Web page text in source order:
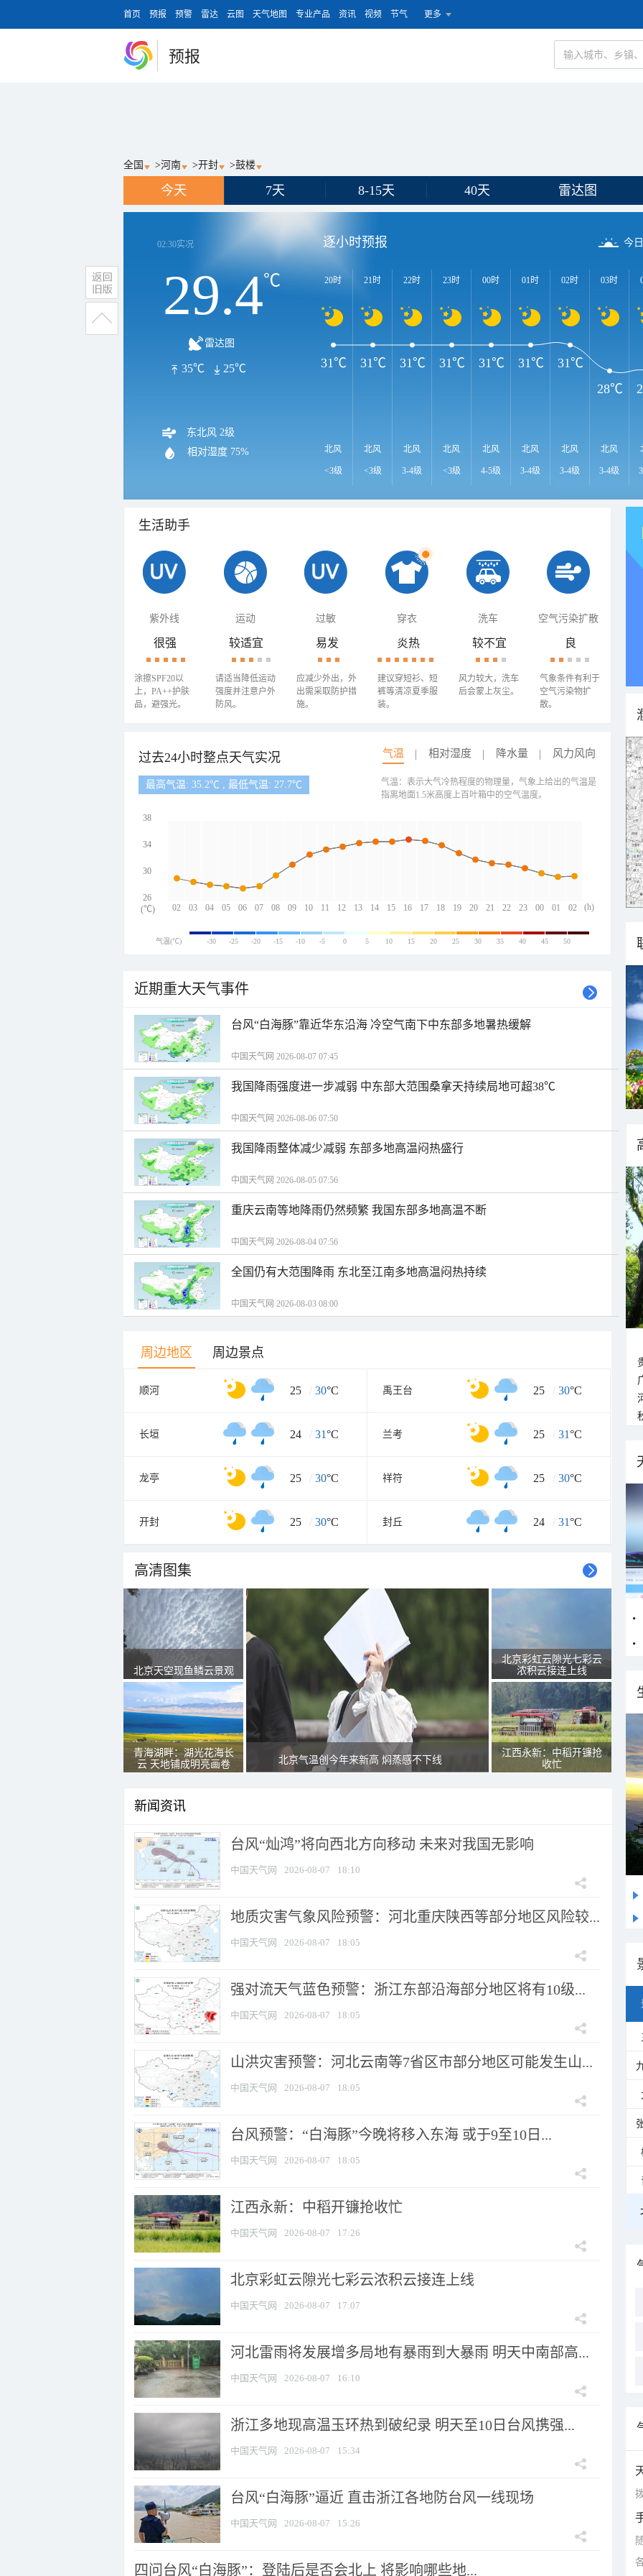
首页 预报 预警 雷达 云图 天气地图 专业产品 资讯 视频 节气 更多
预报
全国 >河南 >开封 >鼓楼
今天 7天 8-15天 40天 雷达图
02:30实况
29.4℃
雷达图
35℃ 25℃
东北风 2级
相对湿度 75%
逐小时预报 今
20时
北风
<3级
21时
北风
<3级
22时
北风
3-4级
23时
北风
<3级
00时
北风
4-5级
01时
北风
3-4级
02时
北风
3-4级
03时
北风
3-4级
31℃ 31℃ 31℃ 31℃ 31℃ 31℃
31℃
28℃
生活助手
紫外线 运动 过敏 穿衣 洗车 空气污染扩散
很强
涂擦SPF20以
上，PA++护肤
品，避强光。
较适宜
请适当降低运动
强度并注意户外
防风。
易发
应减少外出，外
出需采取防护措
施。
炎热
建议穿短衫、短
裤等清凉夏季服
装。
较不宜
风力较大，洗车
后会蒙上灰尘。
良
气象条件有利于
空气污染物扩
散。
过去24小时整点天气实况 气温 相对湿度 降水量 风力风向
最高气温: 35.2℃ , 最低气温: 27.7℃
02 03 04 05 06 07 08 09 10 11 12 13 14 15 16 17 18 19 20 21 22 23 00 01 02
38
34
30
26
(h)
(℃)
气温：表示大气冷热程度的物理量，气象上给出的气温是
指离地面1.5米高度上百叶箱中的空气温度。
气温(℃) -30 -25 -20 -15 -10 -5 0 5 10 15 20 25 30 35 40 45 50
近期重大天气事件
台风“白海豚”靠近华东沿海 冷空气南下中东部多地暑热缓解
中国天气网 2026-08-07 07:45
我国降雨强度进一步减弱 中东部大范围桑拿天持续局地可超38℃
中国天气网 2026-08-06 07:50
我国降雨整体减少减弱 东部多地高温闷热盛行
中国天气网 2026-08-05 07:56
重庆云南等地降雨仍然频繁 我国东部多地高温不断
中国天气网 2026-08-04 07:56
全国仍有大范围降雨 东北至江南多地高温闷热持续
中国天气网 2026-08-03 08:00
周边地区 周边景点
顺河 25 / 30°C 禹王台 25 / 30°C
长垣 24 / 31°C 兰考 25 / 31°C
龙亭 25 / 30°C 祥符 25 / 30°C
开封 25 / 30°C 封丘 24 / 31°C
高清图集
北京天空现鱼鳞云景观
青海湖畔：湖光花海长
云 天地铺成明亮画卷
北京气温创今年来新高 焖蒸感不下线
北京彩虹云隙光七彩云
浓积云接连上线
江西永新：中稻开镰抢
收忙
新闻资讯
台风“灿鸿”将向西北方向移动 未来对我国无影响
中国天气网 2026-08-07 18:10
地质灾害气象风险预警：河北重庆陕西等部分地区风险较...
中国天气网 2026-08-07 18:05
强对流天气蓝色预警：浙江东部沿海部分地区将有10级...
中国天气网 2026-08-07 18:05
山洪灾害预警：河北云南等7省区市部分地区可能发生山...
中国天气网 2026-08-07 18:05
台风预警：“白海豚”今晚将移入东海 或于9至10日...
中国天气网 2026-08-07 18:05
江西永新：中稻开镰抢收忙
中国天气网 2026-08-07 17:26
北京彩虹云隙光七彩云浓积云接连上线
中国天气网 2026-08-07 17:07
河北雷雨将发展增多局地有暴雨到大暴雨 明天中南部高...
中国天气网 2026-08-07 16:10
浙江多地现高温玉环热到破纪录 明天至10日台风携强...
中国天气网 2026-08-07 15:34
台风“白海豚”逼近 直击浙江各地防台风一线现场
中国天气网 2026-08-07 15:26
四问台风“白海豚”：登陆后是否会北上 将影响哪些地...